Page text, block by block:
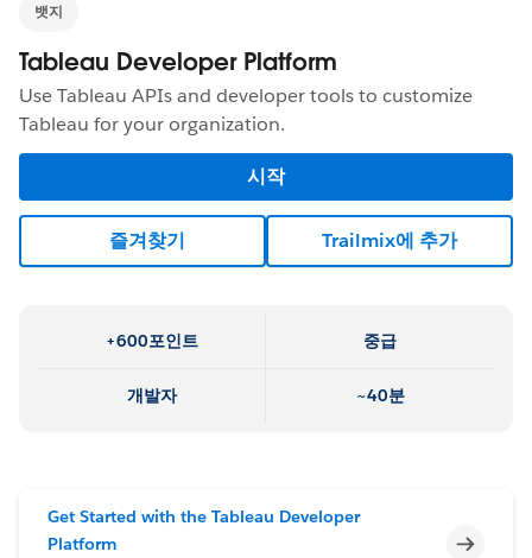
뱃지
Tableau Developer Platform
Use Tableau APIs and developer tools to customize
Tableau for your organization.
시작
즐겨찾기 Trailmix에 추가
+600포인트 중급
개발자 ~40분
Get Started with the Tableau Developer
Platform
미완료